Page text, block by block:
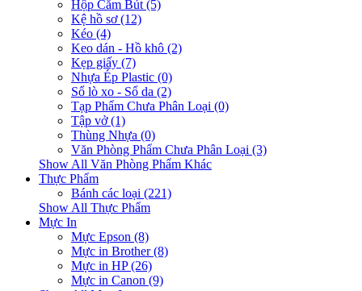
Hộp Cắm Bút (5)
Kệ hồ sơ (12)
Kéo (4)
Keo dán - Hồ khô (2)
Kẹp giấy (7)
Nhựa Ép Plastic (0)
Sổ lò xo - Sổ da (2)
Tạp Phẩm Chưa Phân Loại (0)
Tập vở (1)
Thùng Nhựa (0)
Văn Phòng Phẩm Chưa Phân Loại (3)
Show All Văn Phòng Phẩm Khác
Thực Phẩm
Bánh các loại (221)
Show All Thực Phẩm
Mực In
Mực Epson (8)
Mực in Brother (8)
Mực in HP (26)
Mực in Canon (9)